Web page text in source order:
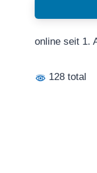
online seit 1.
128 total